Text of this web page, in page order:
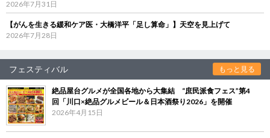
2026年7月31日
【がんを生きる緩和ケア医・大橋洋平「足し算命」】天空を見上げて
2026年7月28日
フェスティバル もっと見る
絶品屋台グルメが全国各地から大集結 “庶民派食フェス”第4
回「川口×絶品グルメビール＆日本酒祭り2026」を開催
2026年4月15日